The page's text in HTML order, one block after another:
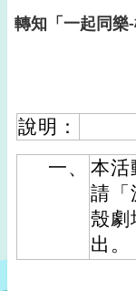
轉知「一起同樂
說明：
一、
本活
請「
殼劇
出。